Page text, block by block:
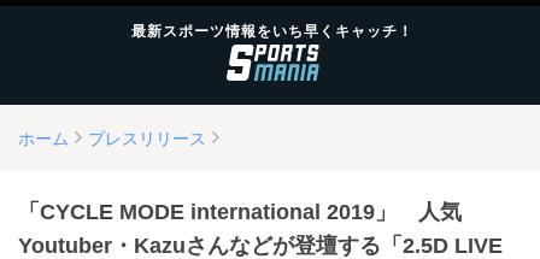
最新スポーツ情報をいち早くキャッチ！
ホーム プレスリリース
「CYCLE MODE international 2019」 人気
Youtuber・Kazuさんなどが登壇する「2.5D LIVE